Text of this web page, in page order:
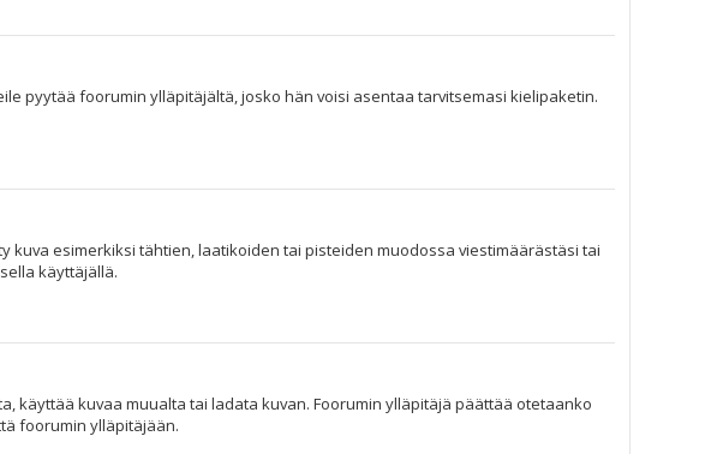
pyytää foorumin ylläpitäjältä, josko hän voisi asentaa tarvitsemasi kielipaketin.
esimerkiksi tähtien, laatikoiden tai pisteiden muodossa viestimäärästäsi tai
käyttäjällä.
käyttää kuvaa muualta tai ladata kuvan. Foorumin ylläpitäjä päättää otetaanko
foorumin ylläpitäjään.